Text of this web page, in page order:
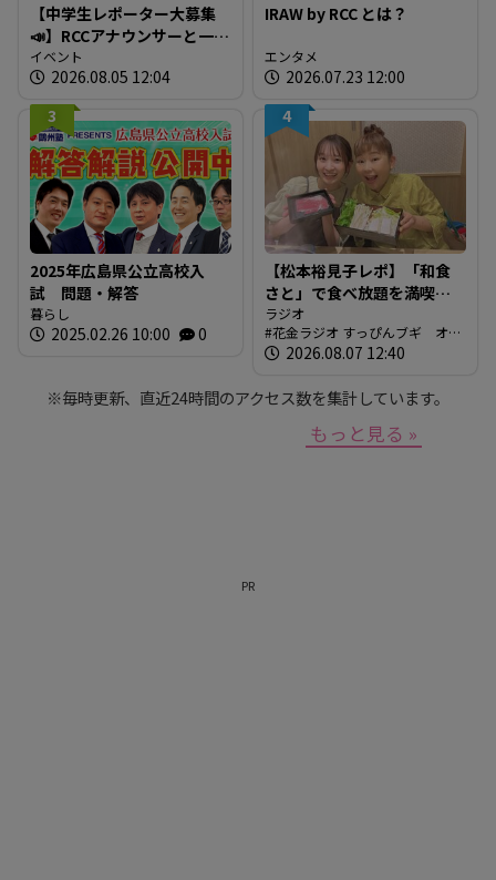
【中学生レポーター大募集
📣】RCCアナウンサーと一緒
に「広島の食」の現場を取
材しよう！
イベント
2026.08.05 12:04
IRAW by RCC とは？
エンタメ
2026.07.23 12:00
3
2025年広島県公立高校入
試 問題・解答
暮らし
2025.02.26 10:00 0
4
【松本裕見子レポ】「和食
さと」で食べ放題を満喫！
「さとしゃぶ」を体験！！
（RCCラジオ「花金ラジオ
すっぴんブギ」企画）
ラジオ
花金ラジオ すっぴんブギ オン
エア情報
2026.08.07 12:40
※毎時更新、直近24時間のアクセス数を集計しています。
もっと見る »
PR